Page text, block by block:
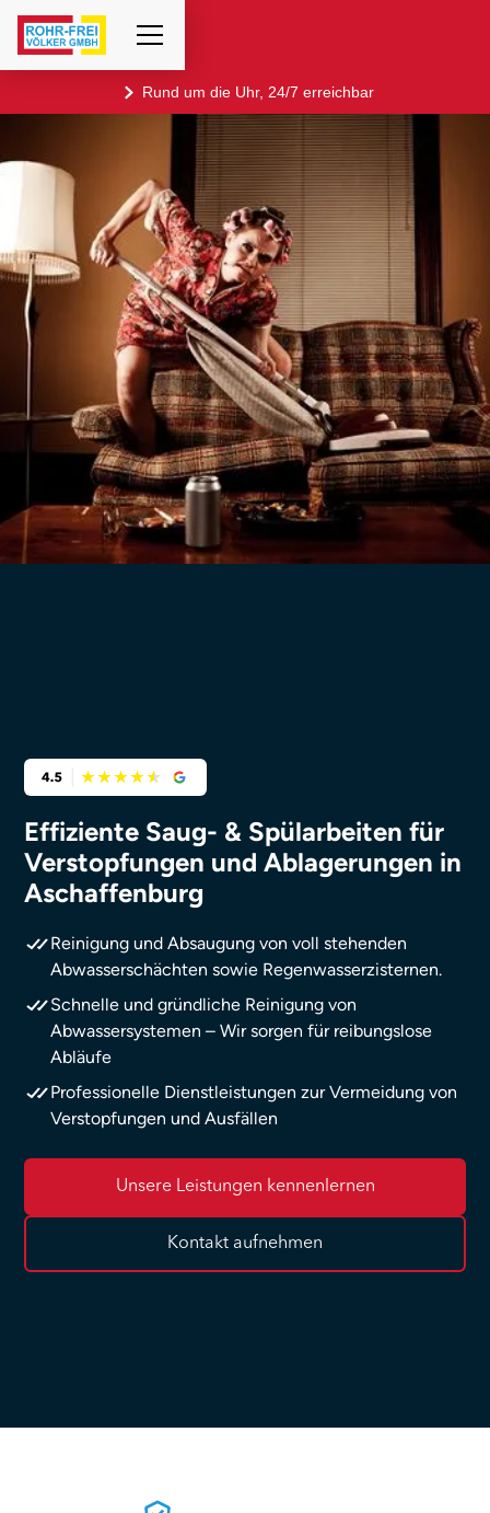
Rund um die Uhr, 24/7 erreichbar
Effiziente Saug- & Spülarbeiten für
Verstopfungen und Ablagerungen in
Aschaffenburg
Reinigung und Absaugung von voll stehenden
Abwasserschächten sowie Regenwasserzisternen.
Schnelle und gründliche Reinigung von
Abwassersystemen – Wir sorgen für reibungslose
Abläufe
Professionelle Dienstleistungen zur Vermeidung von
Verstopfungen und Ausfällen
Unsere Leistungen kennenlernen
Kontakt aufnehmen